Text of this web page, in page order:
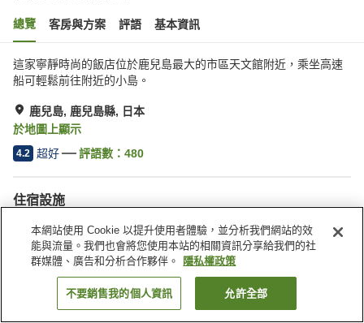
總覽 客房與方案 評語 基本資訊
這家寧靜時尚的飯店位於鹿兒島最大的市區天文館附近，乘坐高速
船可輕鬆前往附近的小島。
鹿兒島, 鹿兒島縣, 日本
於地圖上顯示
4.2 超好 評語數： 480
住宿設施
Spa／美容沙龍
餐廳
自動販賣機
付費洗衣房
找客房
本網站使用 Cookie 以提升使用者體驗，並分析我們網站的效
能與流量。我們也會將您使用本站的相關資訊分享給我們的社
群媒體、廣告和分析合作夥伴。
隱私權政策
不要銷售我的個人資訊 允許全部